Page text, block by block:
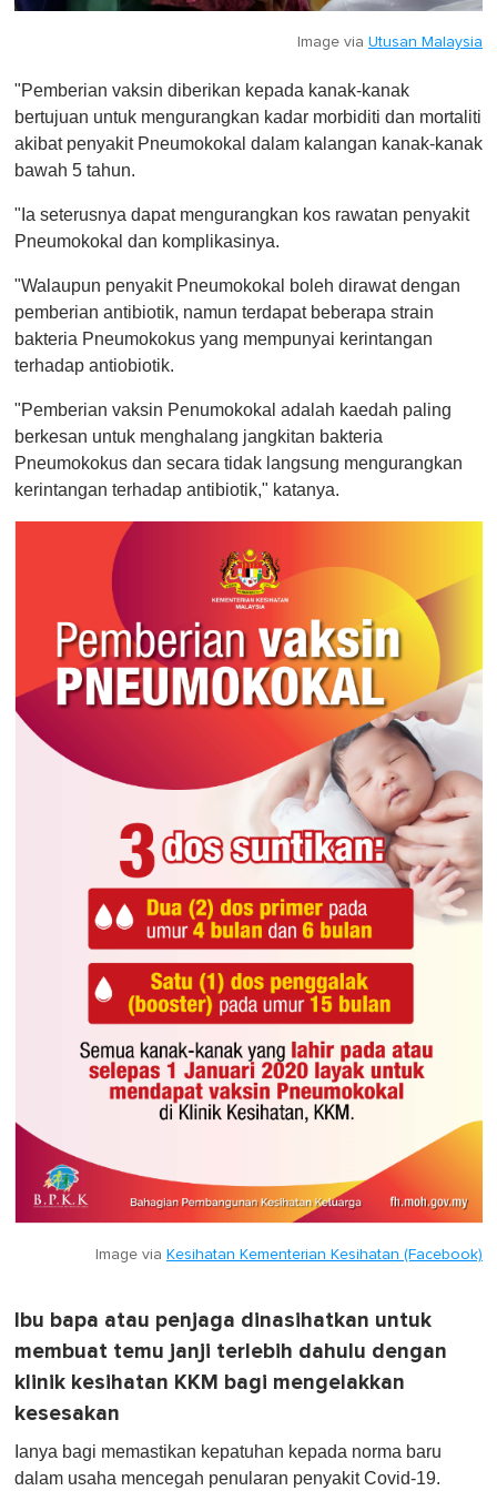
Image via Utusan Malaysia
"Pemberian vaksin diberikan kepada kanak-kanak
bertujuan untuk mengurangkan kadar morbiditi dan mortaliti
akibat penyakit Pneumokokal dalam kalangan kanak-kanak
bawah 5 tahun.
"Ia seterusnya dapat mengurangkan kos rawatan penyakit
Pneumokokal dan komplikasinya.
"Walaupun penyakit Pneumokokal boleh dirawat dengan
pemberian antibiotik, namun terdapat beberapa strain
bakteria Pneumokokus yang mempunyai kerintangan
terhadap antiobiotik.
"Pemberian vaksin Penumokokal adalah kaedah paling
berkesan untuk menghalang jangkitan bakteria
Pneumokokus dan secara tidak langsung mengurangkan
kerintangan terhadap antibiotik," katanya.
Image via Kesihatan Kementerian Kesihatan (Facebook)
Ibu bapa atau penjaga dinasihatkan untuk
membuat temu janji terlebih dahulu dengan
klinik kesihatan KKM bagi mengelakkan
kesesakan
Ianya bagi memastikan kepatuhan kepada norma baru
dalam usaha mencegah penularan penyakit Covid-19.